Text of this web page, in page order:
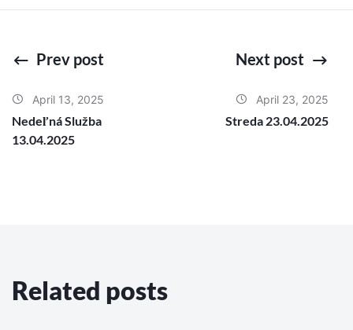
Prev post
April 13, 2025
Nedeľná Služba
13.04.2025
Next post
April 23, 2025
Streda 23.04.2025
Related posts